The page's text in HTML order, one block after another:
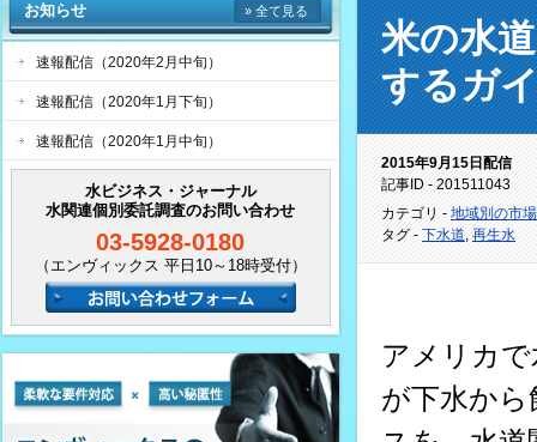
米の水
するガ
2015年9月15日配信
記事ID - 201511043
カテゴリ - 地域別の市
タグ - 下水道, 再生水
アメリカ
が下水か
お知らせ » 全て見る
速報配信（2020年2月中旬）
速報配信（2020年1月下旬）
速報配信（2020年1月中旬）
水ビジネス・ジャーナル
水関連個別委託調査のお問い合わせ
03-5928-0180
（エンヴィックス 平日10～18時受付）